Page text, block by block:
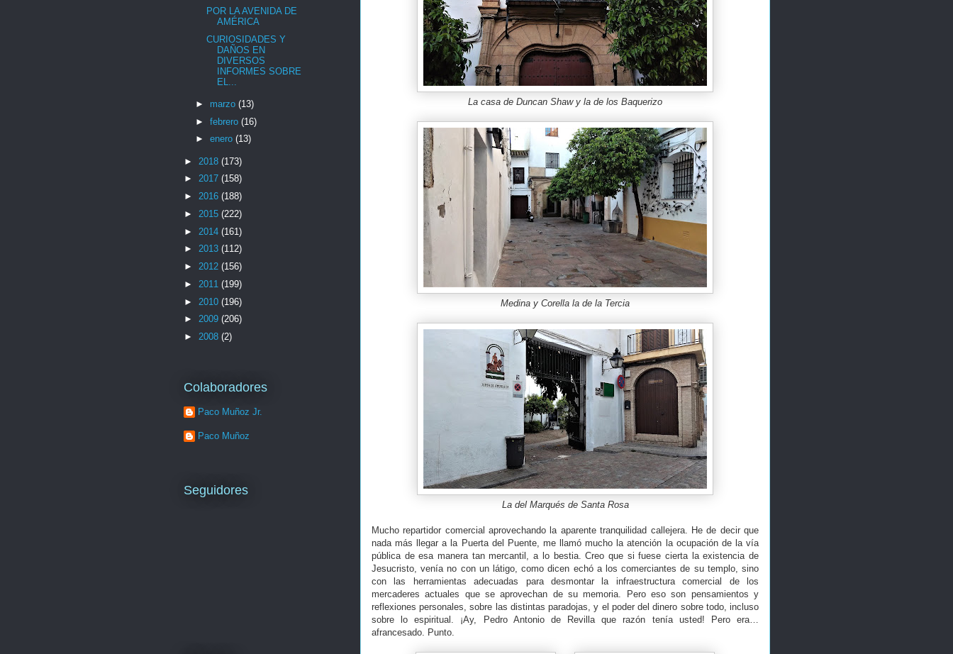
La casa de Duncan Shaw y la de los Baquerizo
Medina y Corella la de la Tercia
La del Marqués de Santa Rosa
Mucho repartidor comercial aprovechando la aparente tranquilidad callejera. He de decir que
nada más llegar a la Puerta del Puente, me llamó mucho la atención la ocupación de la vía
pública de esa manera tan mercantil, a lo bestia. Creo que si fuese cierta la existencia de
Jesucristo, venía no con un látigo, como dicen echó a los comerciantes de su templo, sino
con las herramientas adecuadas para desmontar la infraestructura comercial de los
mercaderes actuales que se aprovechan de su memoria. Pero eso son pensamientos y
reflexiones personales, sobre las distintas paradojas, y el poder del dinero sobre todo, incluso
sobre lo espiritual. ¡Ay, Pedro Antonio de Revilla que razón tenía usted! Pero era…
afrancesado. Punto.
POR LA AVENIDA DE
AMÉRICA
CURIOSIDADES Y
DAÑOS EN
DIVERSOS
INFORMES SOBRE
EL...
► marzo (13)
► febrero (16)
► enero (13)
► 2018 (173)
► 2017 (158)
► 2016 (188)
► 2015 (222)
► 2014 (161)
► 2013 (112)
► 2012 (156)
► 2011 (199)
► 2010 (196)
► 2009 (206)
► 2008 (2)
Colaboradores
Paco Muñoz Jr.
Paco Muñoz
Seguidores